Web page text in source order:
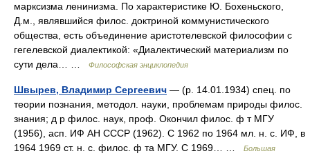
марксизма ленинизма. По характеристике Ю. Бохеньского,
Д.м., являвшийся филос. доктриной коммунистического
общества, есть объединение аристотелевской философии с
гегелевской диалектикой: «Диалектический материализм по
сути дела… …
Философская энциклопедия
Швырев, Владимир Сергеевич — (р. 14.01.1934) спец. по
теории познания, методол. науки, проблемам природы филос.
знания; д р филос. наук, проф. Окончил филос. ф т МГУ
(1956), асп. ИФ АН СССР (1962). С 1962 по 1964 мл. н. с. ИФ, в
1964 1969 ст. н. с. филос. ф та МГУ. С 1969… …
Большая